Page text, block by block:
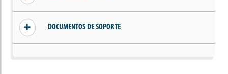
Sin bienes declarados
DOCUMENTOS DE SOPORTE